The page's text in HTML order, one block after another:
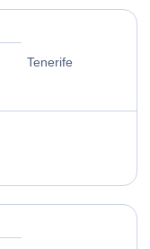
Tenerife